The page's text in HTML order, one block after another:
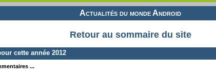
Actualités du monde Android
Retour au sommaire du site
cette année 2012
...